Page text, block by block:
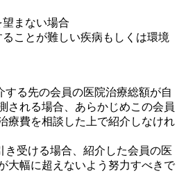
望まない場合
ることが難しい疾病もしくは環境
する先の会員の医院治療総額が自
される場合、あらかじめこの会員
療費を相談した上で紹介しなけれ
き受ける場合、紹介した会員の医
大幅に超えないよう努力すべきで